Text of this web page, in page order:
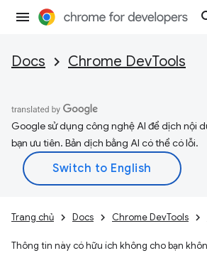
Docs Chrome DevTools
Google sử dụng công nghệ AI để dịch nội
bạn ưu tiên. Bản dịch bằng AI có thể có lỗi.
Trang chủ Docs Chrome DevTools
Thông tin này có hữu ích không cho bạn